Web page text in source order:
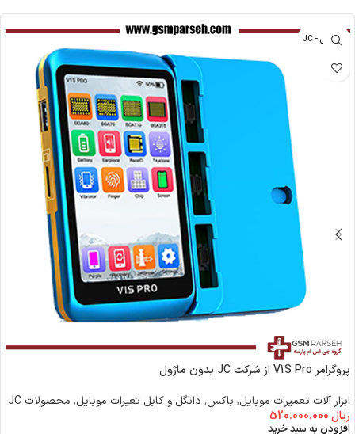
جی سی - JC
پروگرامر V1S Pro از شرکت JC بدون ماژول
ابزار آلات تعمیرات موبایل, باکس٬ دانگل و کابل تعیرات موبایل , محصولات JC
ریال
افزودن به سبد خرید